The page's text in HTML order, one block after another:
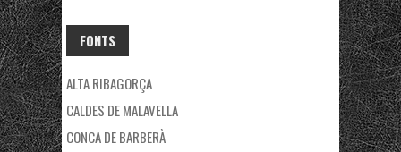
FONTS
ALTA RIBAGORÇA
CALDES DE MALAVELLA
CONCA DE BARBERÀ